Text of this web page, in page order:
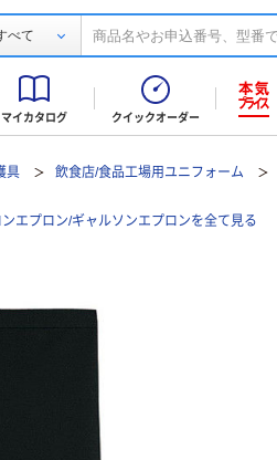
べて
マイカタログ クイックオーダー
具 飲食店/食品工場用ユニフォーム
エプロン/ギャルソンエプロンを全て見る